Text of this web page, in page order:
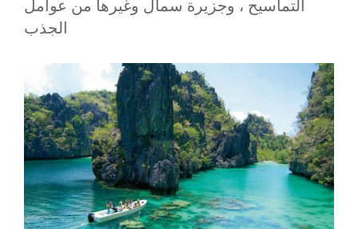
التماسيح ، وجزيرة سمال وغيرها من عوامل
الجذب